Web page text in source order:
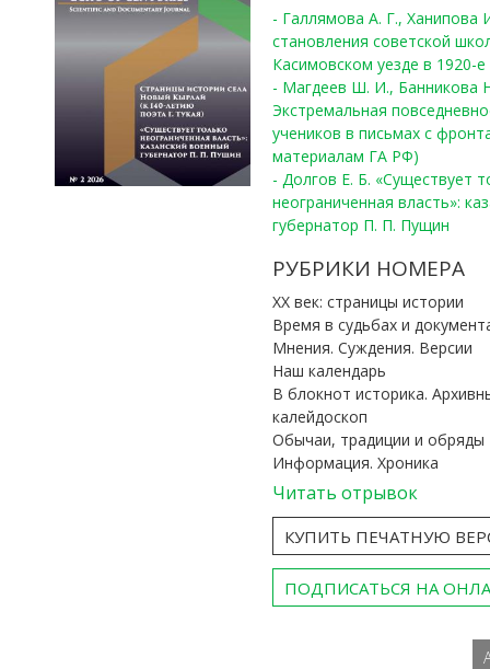
- Галлямова А. Г.,
становления советской
Касимовском уезде в 1920-е
- Магдеев Ш. И., Банникова
Экстремальная
учеников в письмах с
материалам ГА РФ)
- Долгов Е. Б. «Существует
неограниченная власть»:
губернатор П. П. Пущин
РУБРИКИ НОМЕРА
ХХ век: страницы истории
Время в судьбах и
Мнения. Суждения. Версии
Наш календарь
В блокнот историка.
калейдоскоп
Обычаи, традиции и обряды
Информация. Хроника
Читать отрывок
КУПИТЬ ПЕЧАТНУЮ
ПОДПИСАТЬСЯ НА